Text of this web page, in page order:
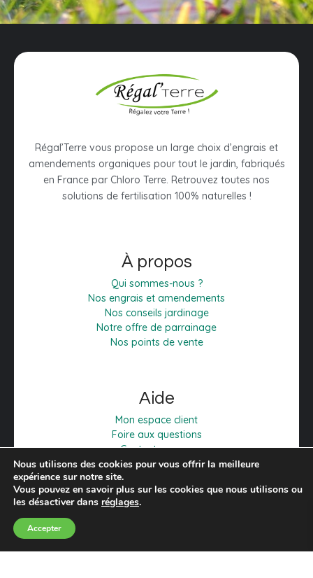
Régal’Terre vous propose un large choix d’engrais et
amendements organiques pour tout le jardin, fabriqués
en France par Chloro Terre. Retrouvez toutes nos
solutions de fertilisation 100% naturelles !
À propos
Qui sommes-nous ?
Nos engrais et amendements
Nos conseils jardinage
Notre offre de parrainage
Nos points de vente
Aide
Mon espace client
Foire aux questions
Contactez-nous
Mentions légales
Politique de confidentialité
Nous utilisons des cookies pour vous offrir la meilleure
expérience sur notre site.
Vous pouvez en savoir plus sur les cookies que nous utilisons ou
les désactiver dans réglages.
Accepter